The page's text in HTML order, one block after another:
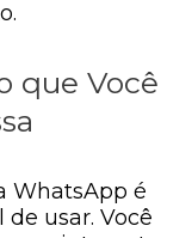
que Você
WhatsApp é
usar. Você